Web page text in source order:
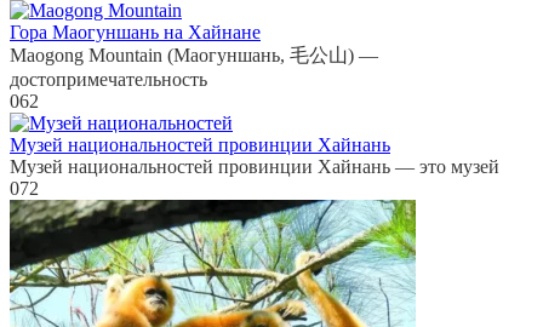
Гора Маогуншань на Хайнане
Maogong Mountain (Маогуншань, 毛公山) —
достопримечательность
062
Музей национальностей провинции Хайнань
Музей национальностей провинции Хайнань — это музей
072